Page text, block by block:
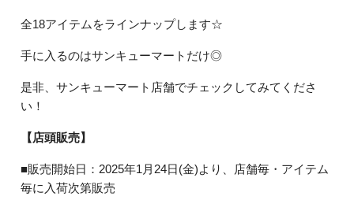
全18アイテムをラインナップします☆
手に入るのはサンキューマートだけ◎
是非、サンキューマート店舗でチェックしてみてくださ
い！
【店頭販売】
■販売開始日：2025年1月24日(金)より、店舗毎・アイテム
毎に入荷次第販売